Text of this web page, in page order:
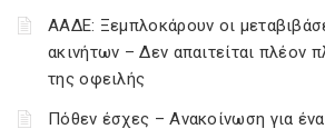
ΑΑΔΕ: Ξεμπλοκάρουν οι
ακινήτων – Δεν απαιτείται πλέον
της οφειλής
Πόθεν έσχες – Ανακοίνωση για